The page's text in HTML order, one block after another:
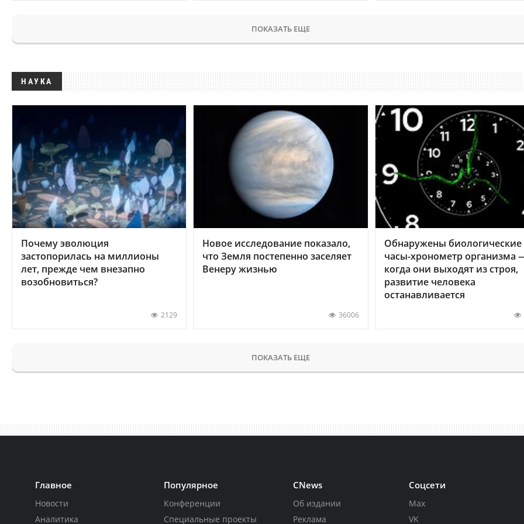
ПОКАЗАТЬ ЕЩЕ
НАУКА
Почему эволюция
застопорилась на миллионы
лет, прежде чем внезапно
возобновиться?
2129
Новое исследование показало,
что Земля постепенно заселяет
Венеру жизнью
36006
Обнаружены биологические
часы-хронометр организма
когда они выходят из строя,
развитие человека
останавливается
ПОКАЗАТЬ ЕЩЕ
Главное
Новости
Аналитика
Популярное
Конференции
Специальные проекты
CNews
Об издании
Реклама
Соцсети
Max
VK